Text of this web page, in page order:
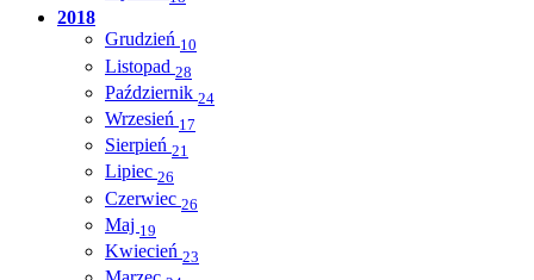
2018
Grudzień 10
Listopad 28
Październik 24
Wrzesień 17
Sierpień 21
Lipiec 26
Czerwiec 26
Maj 19
Kwiecień 23